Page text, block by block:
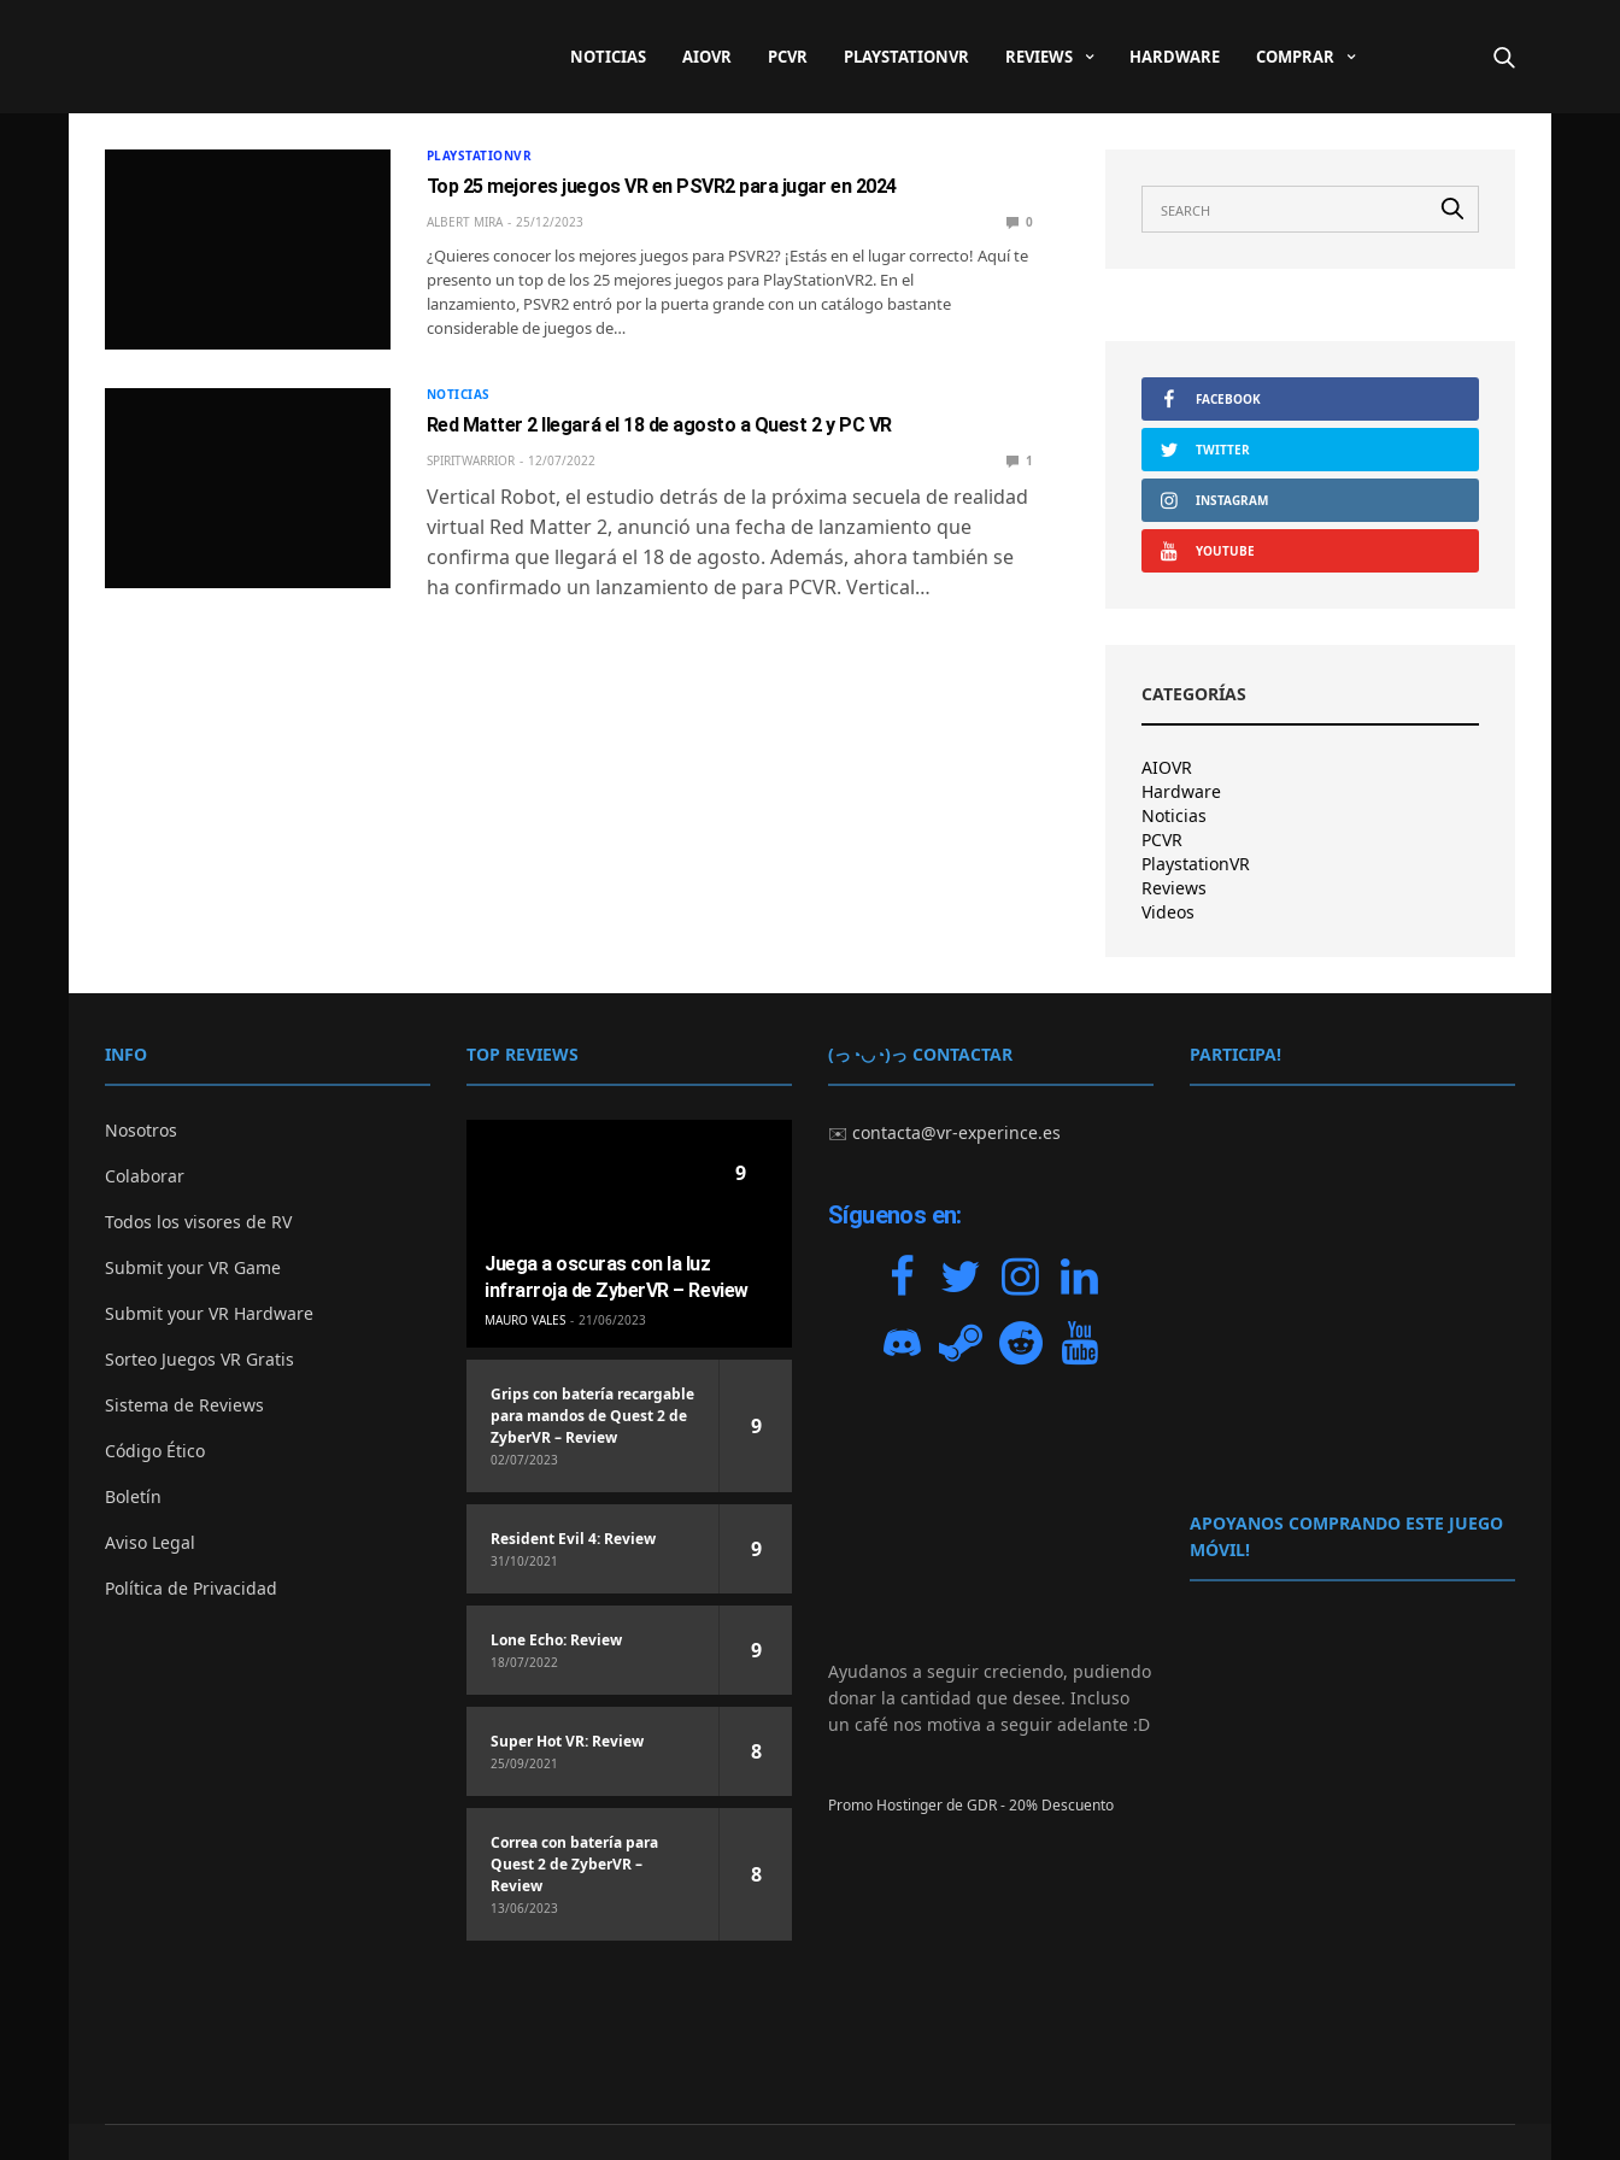
NOTICIAS AIOVR PCVR PLAYSTATIONVR REVIEWS HARDWARE COMPRAR
PLAYSTATIONVR
Top 25 mejores juegos VR en PSVR2 para jugar en 2024
ALBERT MIRA 25/12/2023 0
¿Quieres conocer los mejores juegos para PSVR2? ¡Estás en el lugar correcto! Aquí te
presento un top de los 25 mejores juegos para PlayStationVR2. En el
lanzamiento, PSVR2 entró por la puerta grande con un catálogo bastante
considerable de juegos de…
NOTICIAS
Red Matter 2 llegará el 18 de agosto a Quest 2 y PC VR
SPIRITWARRIOR 12/07/2022 1
Vertical Robot, el estudio detrás de la próxima secuela de realidad
virtual Red Matter 2, anunció una fecha de lanzamiento que
confirma que llegará el 18 de agosto. Además, ahora también se
ha confirmado un lanzamiento de para PCVR. Vertical…
FACEBOOK
TWITTER
INSTAGRAM
YOUTUBE
CATEGORÍAS
AIOVR
Hardware
Noticias
PCVR
PlaystationVR
Reviews
Videos
INFO
Nosotros
Colaborar
Todos los visores de RV
Submit your VR Game
Submit your VR Hardware
Sorteo Juegos VR Gratis
Sistema de Reviews
Código Ético
Boletín
Aviso Legal
Política de Privacidad
TOP REVIEWS
9
Juega a oscuras con la luz
infrarroja de ZyberVR – Review
MAURO VALES 21/06/2023
Grips con batería recargable
para mandos de Quest 2 de
ZyberVR – Review
02/07/2023
9
Resident Evil 4: Review
31/10/2021 9
Lone Echo: Review
18/07/2022 9
Super Hot VR: Review
25/09/2021 8
Correa con batería para
Quest 2 de ZyberVR –
Review
13/06/2023
8
(っ◔◡◔)っ CONTACTAR
✉️contacta@vr-experince.es
Síguenos en:
Ayudanos a seguir creciendo, pudiendo
donar la cantidad que desee. Incluso
un café nos motiva a seguir adelante :D
Promo Hostinger de GDR - 20% Descuento
PARTICIPA!
APOYANOS COMPRANDO ESTE JUEGO
MÓVIL!